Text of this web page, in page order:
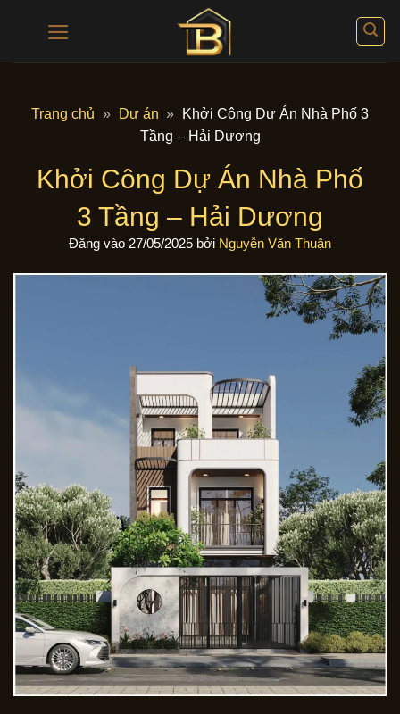
Trang chủ » Dự án »
Khởi Công Dự Án Nhà Phố 3
Tầng – Hải Dương
Khởi Công Dự Án Nhà Phố
3 Tầng – Hải Dương
Đăng vào 27/05/2025 bởi Nguyễn Văn Thuận